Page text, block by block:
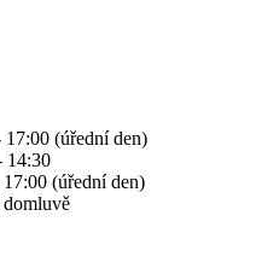
(úřední den)
(úřední den)